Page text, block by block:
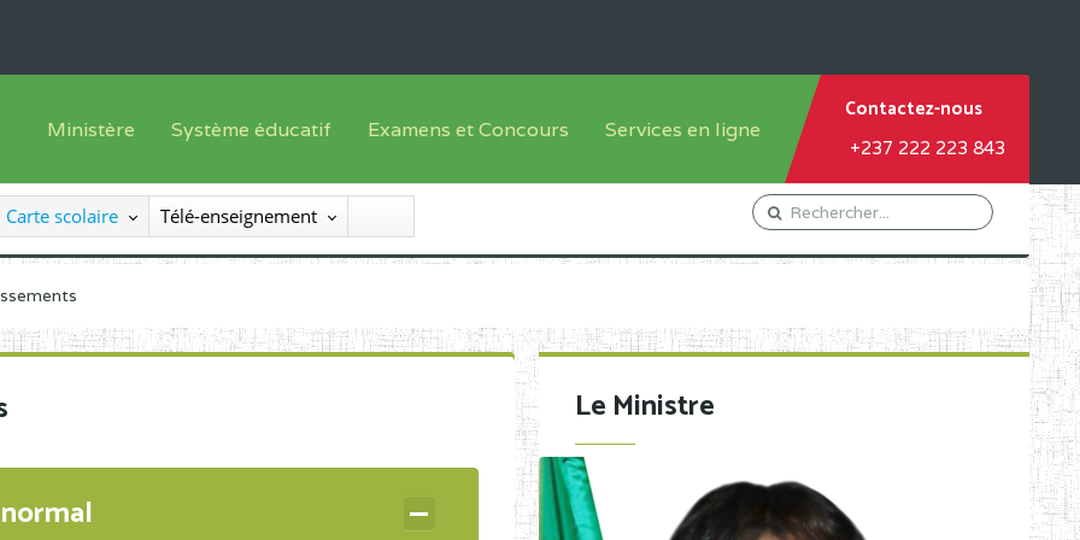
Ministère
Le Ministre
Le SEESEN
Inspection Générale des Enseignements
Organigramme
Système éducatif
Offre de formation
Sous système francophone
Progammes d'études
Examens et Concours
Inscriptions
Liste des candidats
Diplômes disponibles
Services en ligne
Orientation Conseil
Gestion du Personnel
Demande de subvention
Contactez-nous
+237 222 223 843
Carte scolaire Télé-enseignement
Le Ministre